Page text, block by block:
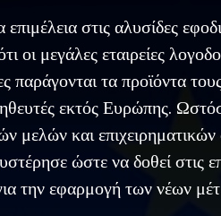
στις αλυσίδες
οι μεγάλες εταιρείες
παράγονται τα προϊόντα
εκτός Ευρώπης.
μελών και
ώστε να δοθεί στις
την εφαρμογή των νέων